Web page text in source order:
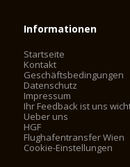
Informationen
Startseite
Kontakt
Geschäftsbedingungen
Datenschutz
Impressum
Ihr Feedback ist uns
Ueber uns
HGF
Flughafentransfer Wien
Cookie-Einstellungen